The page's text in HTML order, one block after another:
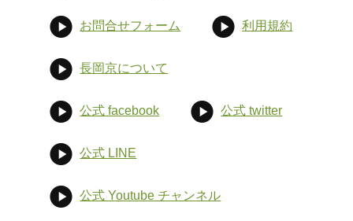
お問合せフォーム 利用規約
長岡京について
公式 facebook 公式 twitter
公式 LINE
公式 Youtube チャンネル